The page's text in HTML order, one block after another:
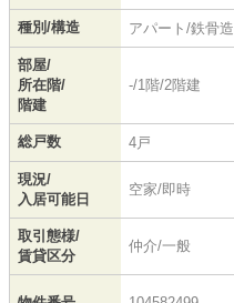
種別/構造 アパート/鉄骨造
部屋/
所在階/
階建
-/1階/2階建
総戸数 4戸
現況/
入居可能日
空家/即時
取引態様/
賃貸区分
仲介/一般